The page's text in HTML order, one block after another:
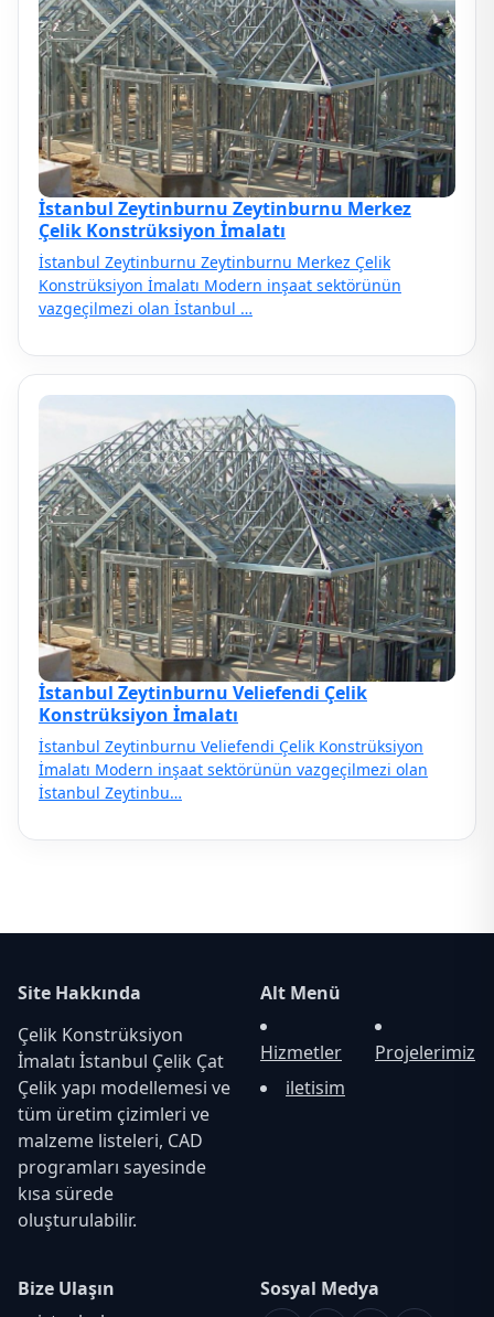
İstanbul Zeytinburnu Zeytinburnu Merkez
Çelik Konstrüksiyon İmalatı
İstanbul Zeytinburnu Zeytinburnu Merkez Çelik
Konstrüksiyon İmalatı Modern inşaat sektörünün
vazgeçilmezi olan İstanbul …
İstanbul Zeytinburnu Veliefendi Çelik
Konstrüksiyon İmalatı
İstanbul Zeytinburnu Veliefendi Çelik Konstrüksiyon
İmalatı Modern inşaat sektörünün vazgeçilmezi olan
İstanbul Zeytinbu…
Site Hakkında
Çelik Konstrüksiyon
İmalatı İstanbul Çelik Çat
Çelik yapı modellemesi ve
tüm üretim çizimleri ve
malzeme listeleri, CAD
programları sayesinde
kısa sürede
oluşturulabilir.
Alt Menü
Hizmetler
Projelerimiz
iletisim
Bize Ulaşın
Sosyal Medya